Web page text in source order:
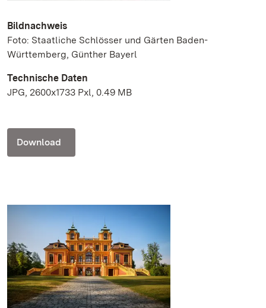
Bildnachweis
Foto: Staatliche Schlösser und Gärten Baden-
Württemberg, Günther Bayerl
Technische Daten
JPG, 2600x1733 Pxl, 0.49 MB
Download